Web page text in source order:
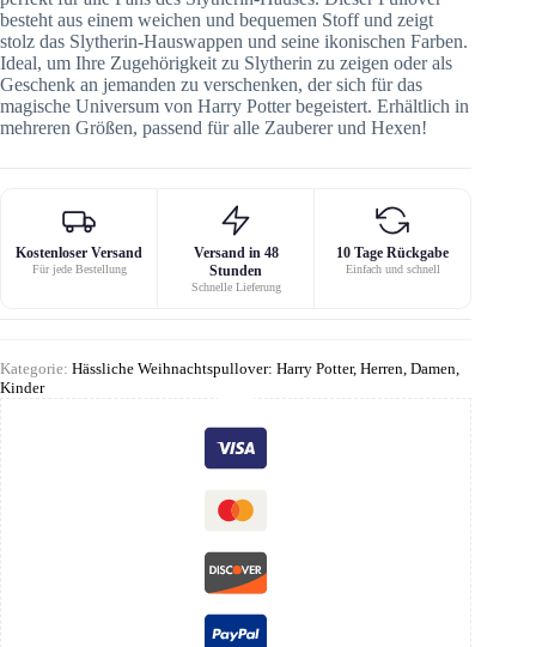
besteht aus einem weichen und bequemen Stoff und zeigt
stolz das Slytherin-Hauswappen und seine ikonischen Farben.
Ideal, um Ihre Zugehörigkeit zu Slytherin zu zeigen oder als
Geschenk an jemanden zu verschenken, der sich für das
magische Universum von Harry Potter begeistert. Erhältlich in
mehreren Größen, passend für alle Zauberer und Hexen!
Kostenloser Versand
Für jede Bestellung
Versand in 48
Stunden
Schnelle Lieferung
10 Tage Rückgabe
Einfach und schnell
Kategorie: Hässliche Weihnachtspullover: Harry Potter, Herren, Damen,
Kinder